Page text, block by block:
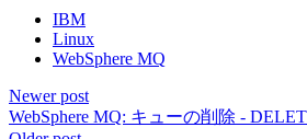
IBM
Linux
WebSphere MQ
Newer post
WebSphere MQ: キューの削除 -